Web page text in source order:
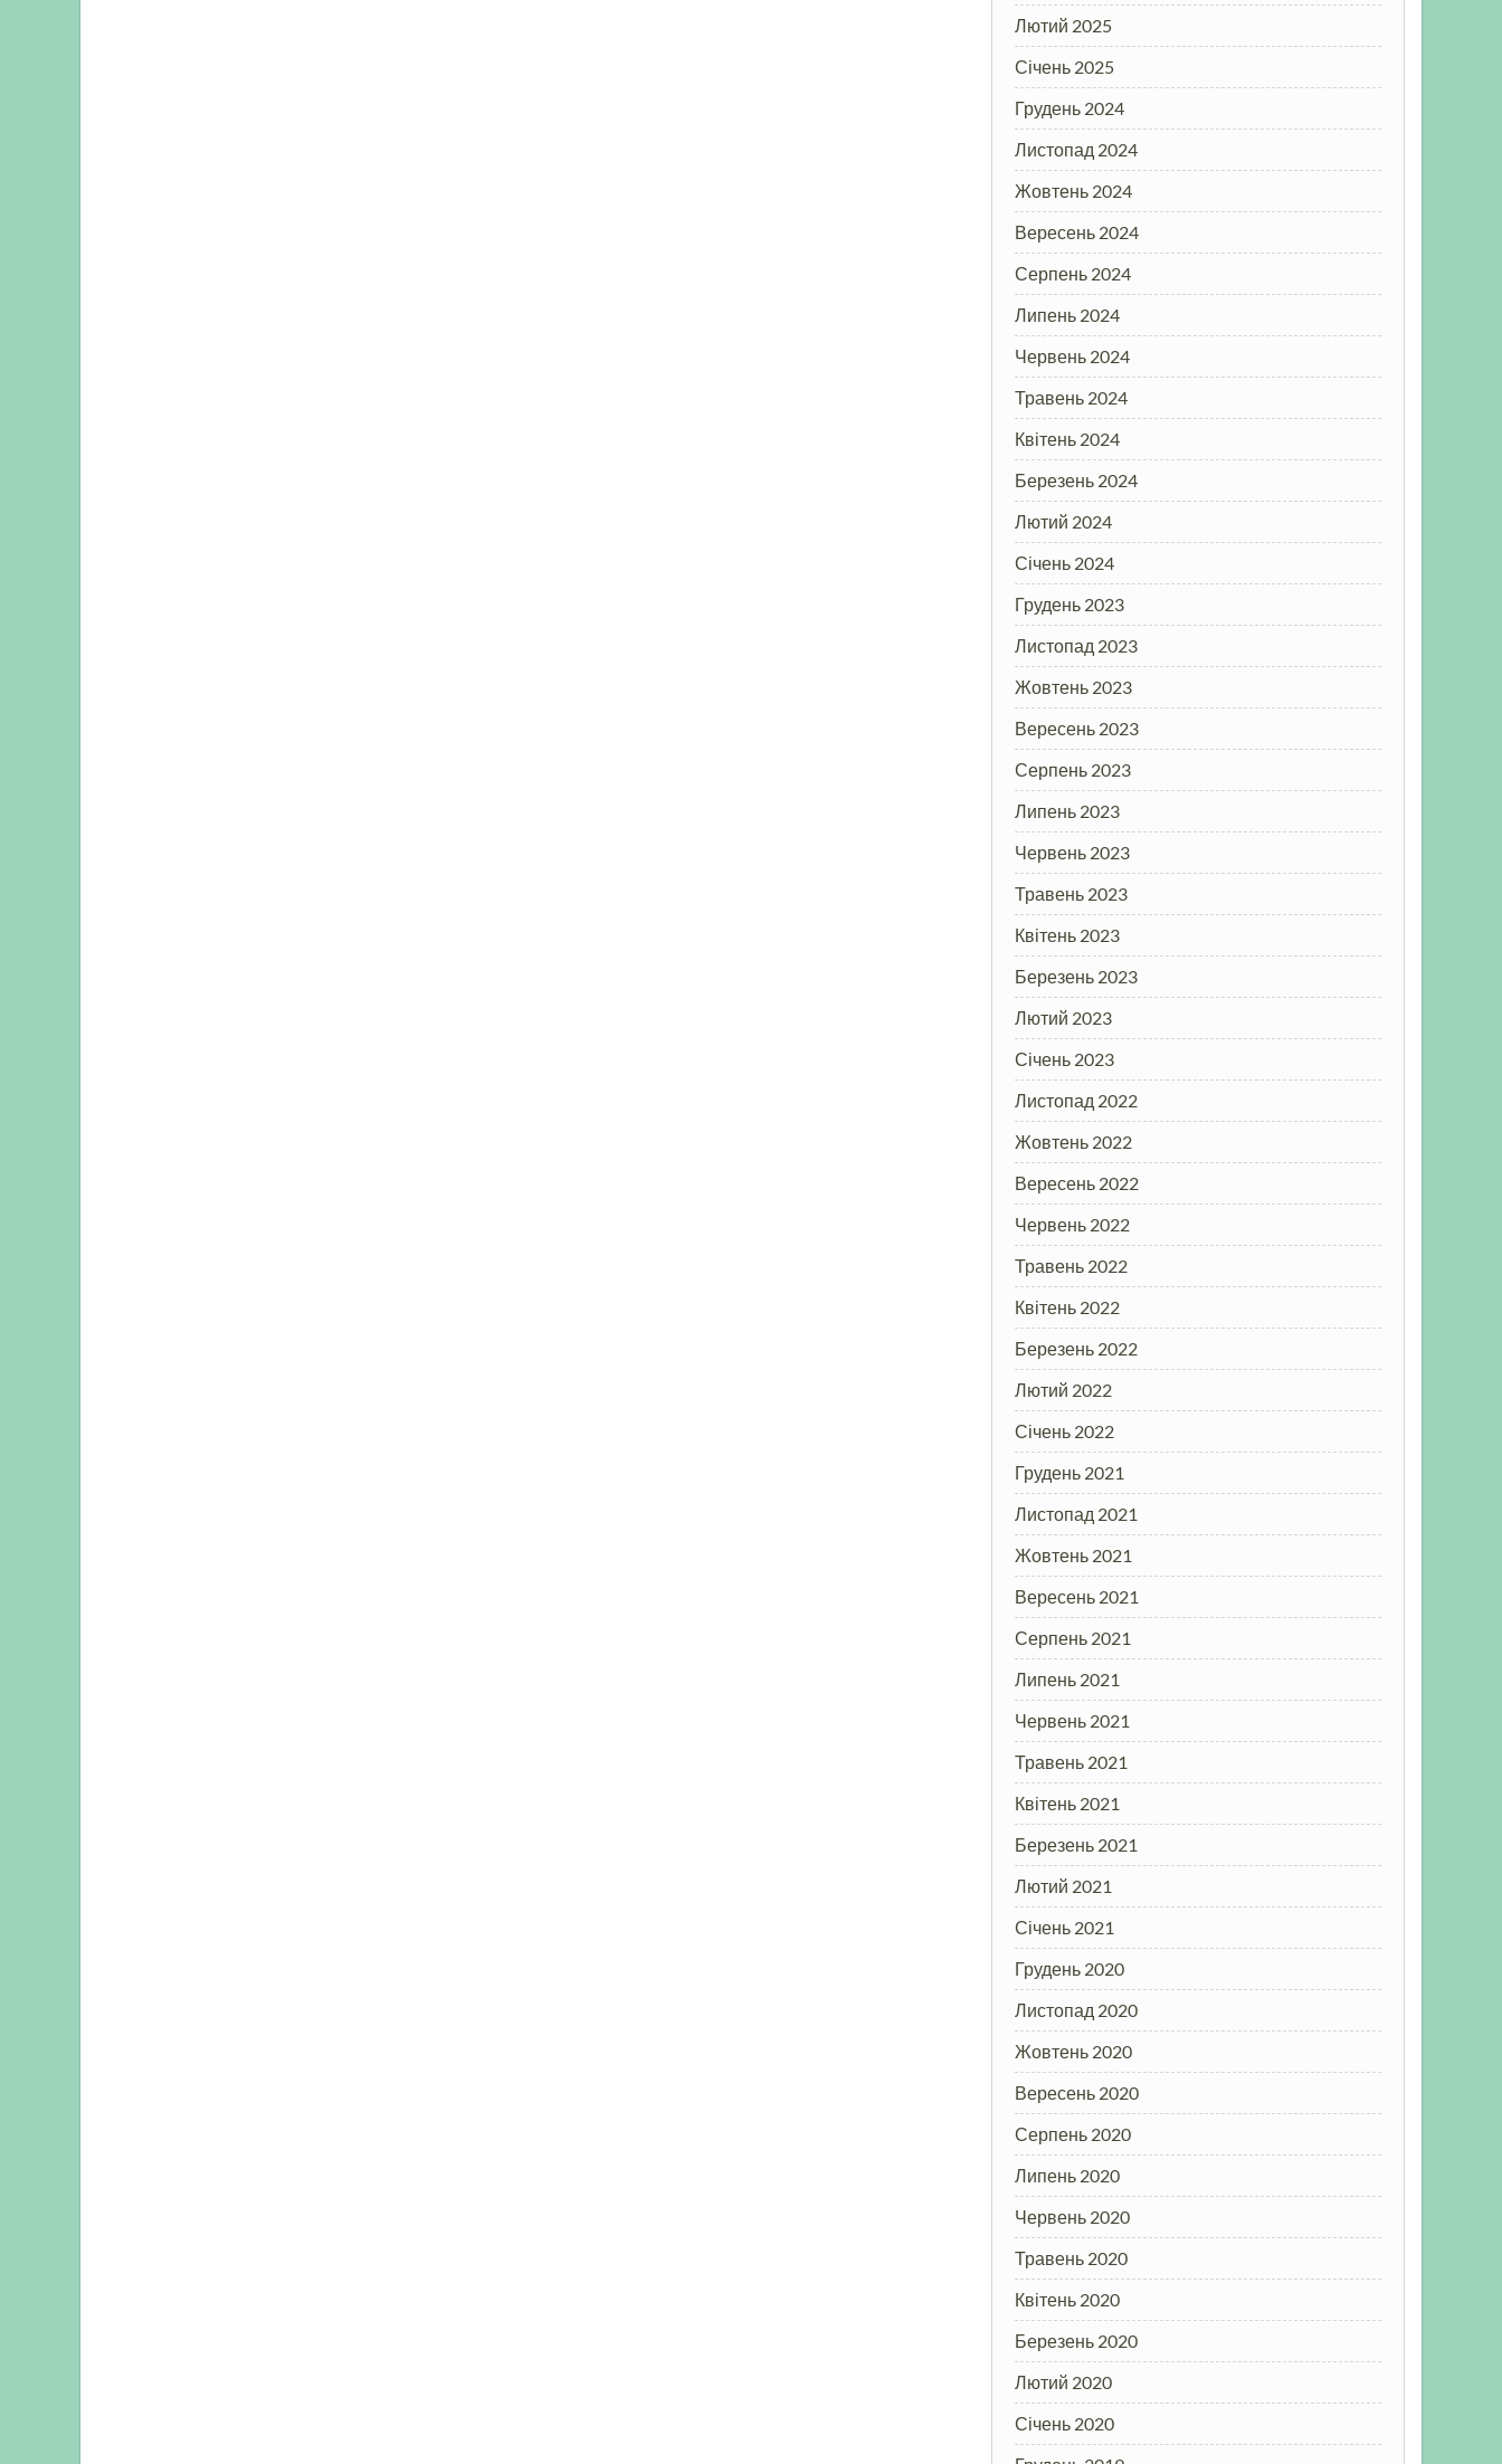
Лютий 2025
Січень 2025
Грудень 2024
Листопад 2024
Жовтень 2024
Вересень 2024
Серпень 2024
Липень 2024
Червень 2024
Травень 2024
Квітень 2024
Березень 2024
Лютий 2024
Січень 2024
Грудень 2023
Листопад 2023
Жовтень 2023
Вересень 2023
Серпень 2023
Липень 2023
Червень 2023
Травень 2023
Квітень 2023
Березень 2023
Лютий 2023
Січень 2023
Листопад 2022
Жовтень 2022
Вересень 2022
Червень 2022
Травень 2022
Квітень 2022
Березень 2022
Лютий 2022
Січень 2022
Грудень 2021
Листопад 2021
Жовтень 2021
Вересень 2021
Серпень 2021
Липень 2021
Червень 2021
Травень 2021
Квітень 2021
Березень 2021
Лютий 2021
Січень 2021
Грудень 2020
Листопад 2020
Жовтень 2020
Вересень 2020
Серпень 2020
Липень 2020
Червень 2020
Травень 2020
Квітень 2020
Березень 2020
Лютий 2020
Січень 2020